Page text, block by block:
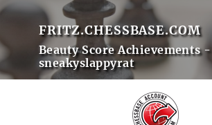
FRITZ.CHESSBASE.COM
Beauty Score Achievements -
sneakyslappyrat